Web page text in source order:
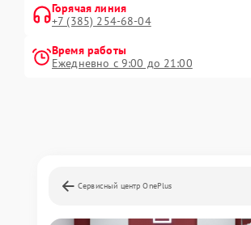
Горячая линия
+7 (385) 254-68-04
Время работы
Ежедневно с 9:00 до 21:00
Сервисный центр OnePlus